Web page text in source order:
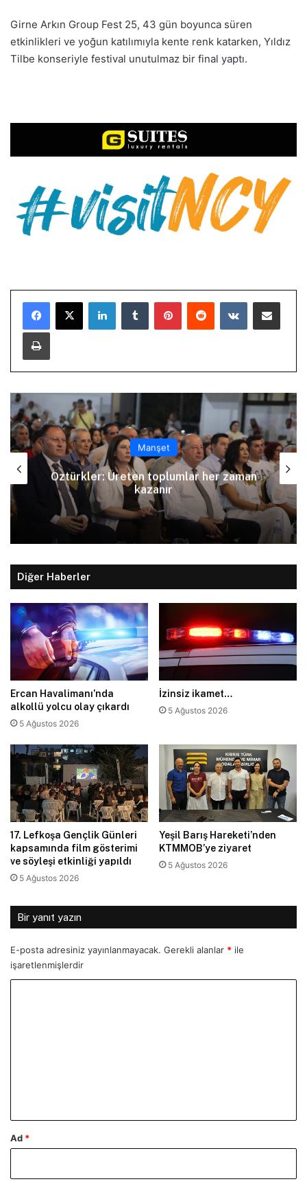
Girne Arkın Group Fest 25, 43 gün boyunca süren
etkinlikleri ve yoğun katılımıyla kente renk katarken, Yıldız
Tilbe konseriyle festival unutulmaz bir final yaptı.
LinkedInTumblr PinterestReddit VKontakteE-Posta ile paylaş
Yazdır
Manşet
Arıklı, YDP’nin Lefkoşa Türk Belediyesi
Başkan Adayını açıkladı
Diğer Haberler
Ercan Havalimanı’nda
alkollü yolcu olay çıkardı
5 Ağustos 2026
İzinsiz ikamet…
5 Ağustos 2026
17. Lefkoşa Gençlik Günleri
kapsamında film gösterimi
ve söyleşi etkinliği yapıldı
5 Ağustos 2026
Yeşil Barış Hareketi’nden
KTMMOB’ye ziyaret
5 Ağustos 2026
Bir yanıt yazın
E-posta adresiniz yayınlanmayacak. Gerekli alanlar * ile
işaretlenmişlerdir
Ad *